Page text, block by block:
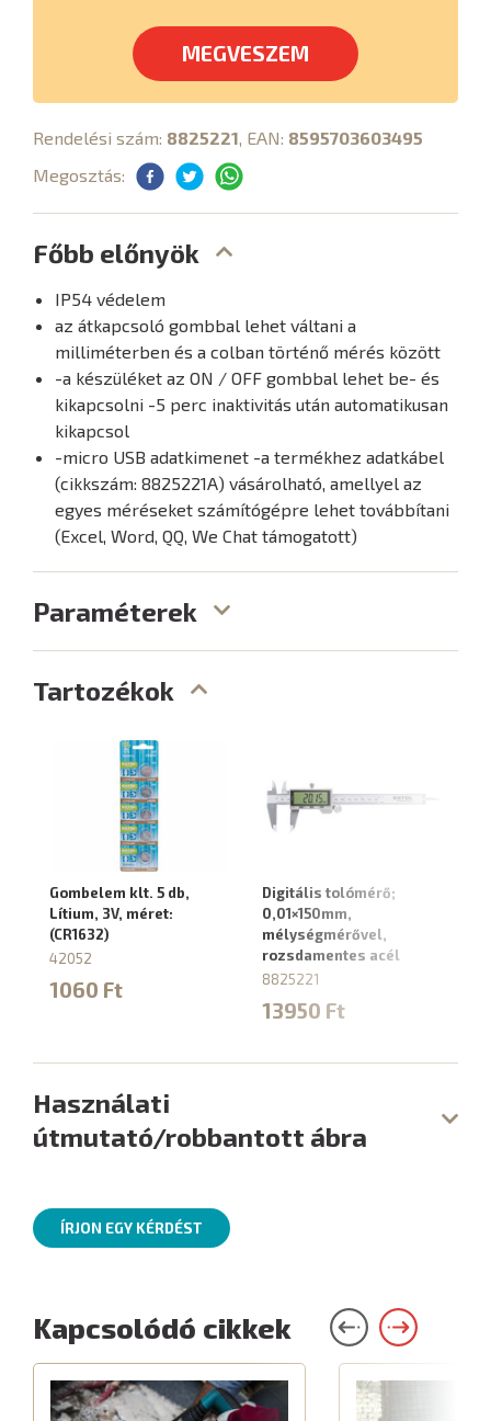
MEGVESZEM
Rendelési szám: 8825221 , EAN: 8595703603495
Megosztás:
Főbb előnyök
IP54 védelem
az átkapcsoló gombbal lehet váltani a
milliméterben és a colban történő mérés között
-a készüléket az ON / OFF gombbal lehet be- és
kikapcsolni -5 perc inaktivitás után automatikusan
kikapcsol
-micro USB adatkimenet -a termékhez adatkábel
(cikkszám: 8825221A) vásárolható, amellyel az
egyes méréseket számítógépre lehet továbbítani
(Excel, Word, QQ, We Chat támogatott)
Paraméterek
Tartozékok
Gombelem klt. 5 db,
Lítium, 3V, méret:
(CR1632)
42052
1060 Ft
Digitális tolómérő;
0,01×150mm,
mélységmérővel,
rozsdamentes acél
8825221
13950 Ft
Használati
útmutató/robbantott ábra
ÍRJON EGY KÉRDÉST
Kapcsolódó cikkek